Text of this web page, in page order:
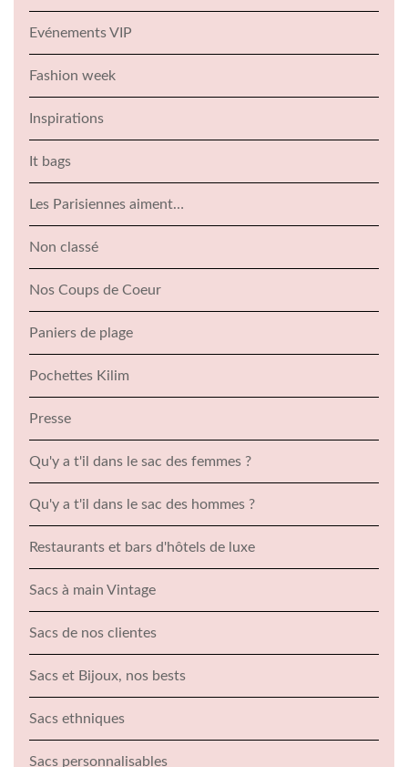
Evénements VIP
Fashion week
Inspirations
It bags
Les Parisiennes aiment…
Non classé
Nos Coups de Coeur
Paniers de plage
Pochettes Kilim
Presse
Qu'y a t'il dans le sac des femmes ?
Qu'y a t'il dans le sac des hommes ?
Restaurants et bars d'hôtels de luxe
Sacs à main Vintage
Sacs de nos clientes
Sacs et Bijoux, nos bests
Sacs ethniques
Sacs personnalisables